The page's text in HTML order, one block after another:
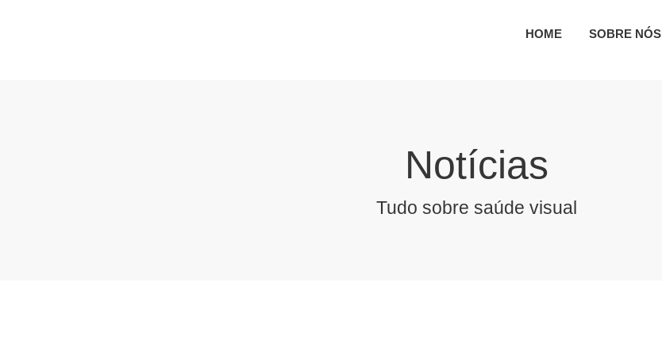
HOME SOBRE NÓS
Notícias
Tudo sobre saúde visual